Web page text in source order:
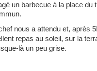
un barbecue à la place du
nous a attendu et, après
repas au soleil, sur la
là un peu grise.